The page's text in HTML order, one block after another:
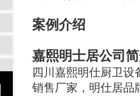
案例介绍
嘉熙明士居公司
四川嘉熙明仕厨卫设
销售厂家，明仕居品